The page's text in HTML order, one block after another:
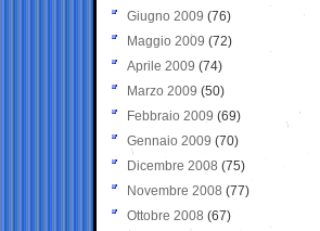
Giugno 2009 (76)
Maggio 2009 (72)
Aprile 2009 (74)
Marzo 2009 (50)
Febbraio 2009 (69)
Gennaio 2009 (70)
Dicembre 2008 (75)
Novembre 2008 (77)
Ottobre 2008 (67)